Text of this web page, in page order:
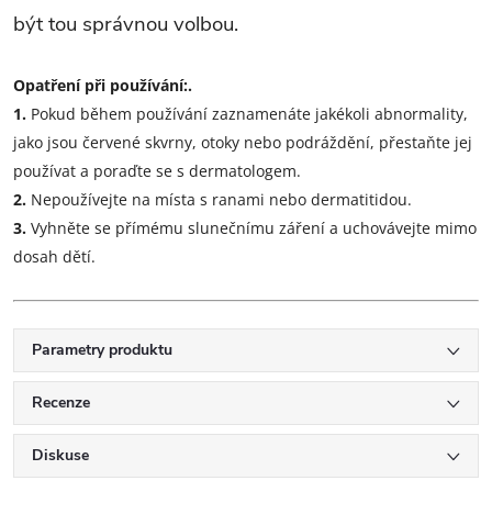
být tou správnou volbou.
Opatření při používání:.
1. Pokud během používání zaznamenáte jakékoli abnormality,
jako jsou červené skvrny, otoky nebo podráždění, přestaňte jej
používat a poraďte se s dermatologem.
2. Nepoužívejte na místa s ranami nebo dermatitidou.
3. Vyhněte se přímému slunečnímu záření a uchovávejte mimo
dosah dětí.
Parametry produktu
Recenze
Diskuse